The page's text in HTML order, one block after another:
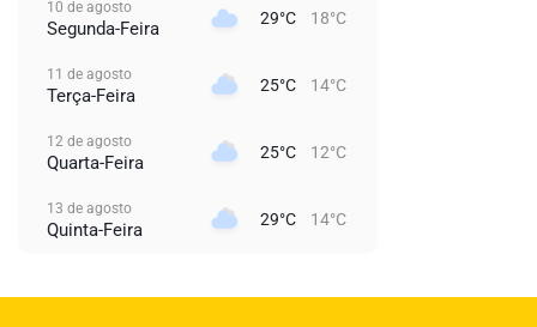
10 de agosto
Segunda-Feira 29°C 18°C
11 de agosto
Terça-Feira 25°C 14°C
12 de agosto
Quarta-Feira 25°C 12°C
13 de agosto
Quinta-Feira 29°C 14°C